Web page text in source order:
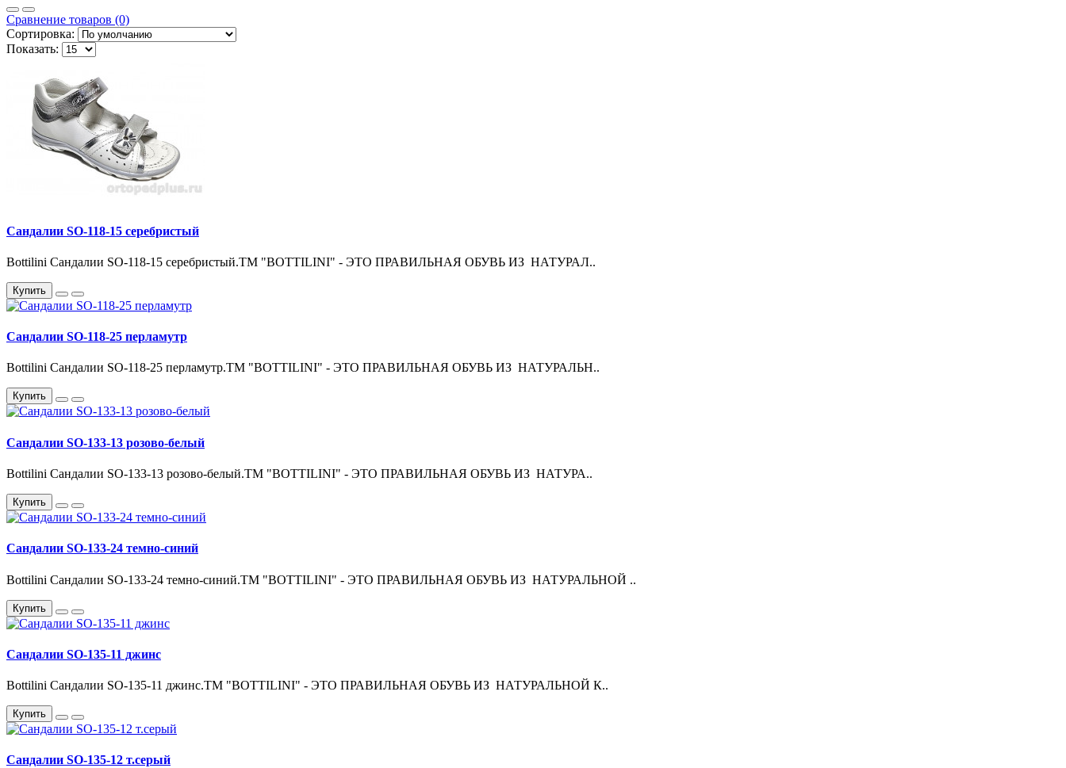
Сравнение товаров (0)
Сортировка:
Показать:
Сандалии SO-118-15 серебристый
Bottilini Сандалии SO-118-15 серебристый.ТМ "BOTTILINI" - ЭТО ПРАВИЛЬНАЯ ОБУВЬ ИЗ НАТУРАЛ..
Купить
Сандалии SO-118-25 перламутр
Bottilini Сандалии SO-118-25 перламутр.ТМ "BOTTILINI" - ЭТО ПРАВИЛЬНАЯ ОБУВЬ ИЗ НАТУРАЛЬН..
Купить
Сандалии SO-133-13 розово-белый
Bottilini Сандалии SO-133-13 розово-белый.ТМ "BOTTILINI" - ЭТО ПРАВИЛЬНАЯ ОБУВЬ ИЗ НАТУРА..
Купить
Сандалии SO-133-24 темно-синий
Bottilini Сандалии SO-133-24 темно-синий.ТМ "BOTTILINI" - ЭТО ПРАВИЛЬНАЯ ОБУВЬ ИЗ НАТУРАЛЬНОЙ ..
Купить
Сандалии SO-135-11 джинс
Bottilini Сандалии SO-135-11 джинс.ТМ "BOTTILINI" - ЭТО ПРАВИЛЬНАЯ ОБУВЬ ИЗ НАТУРАЛЬНОЙ К..
Купить
Сандалии SO-135-12 т.серый